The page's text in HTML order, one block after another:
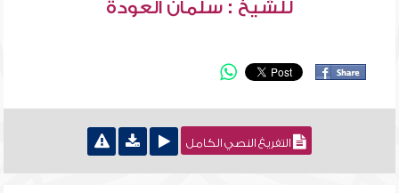
للشيخ : سلمان العودة
التفريغ النصي الكامل